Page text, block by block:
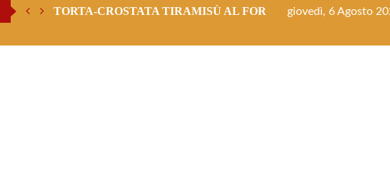
TORTA-CROSTATA TIRAMISÙ AL FORNO giovedì, 6 Agosto